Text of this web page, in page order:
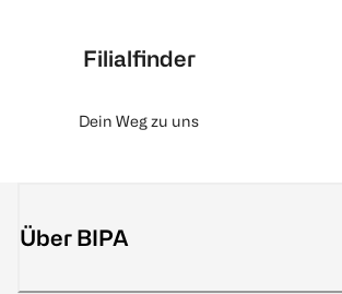
Filialfinder
Dein Weg zu uns
Über BIPA